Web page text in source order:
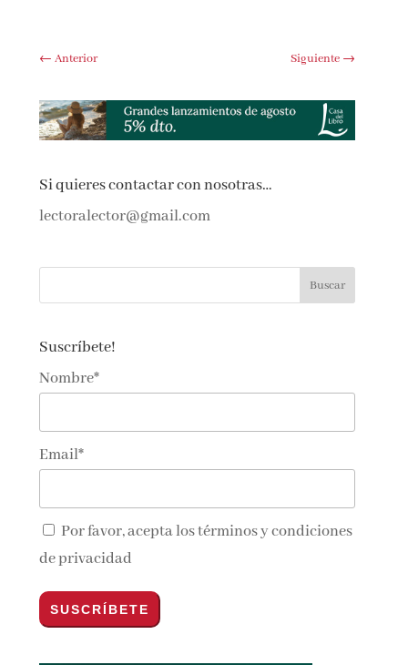
←Anterior Siguiente→
Si quieres contactar con nosotras…
lectoralector@gmail.com
Suscríbete!
Nombre*
Email*
Por favor, acepta lostérminos y condiciones
de privacidad